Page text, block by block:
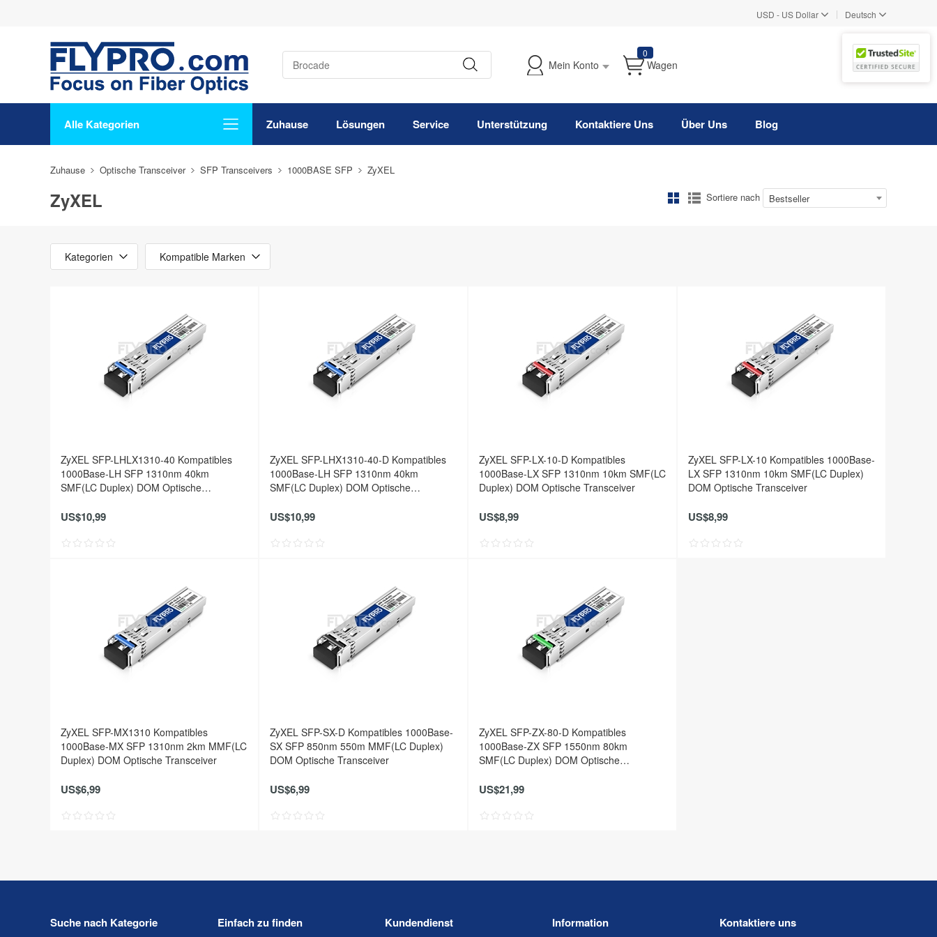
USD - US Dollar | Deutsch
Mein Konto
0
Wagen
Alle Kategorien Zuhause Lösungen Service Unterstützung Kontaktiere Uns Über Uns Blog
Zuhause Optische Transceiver SFP Transceivers 1000BASE SFP ZyXEL
ZyXEL Sortiere nach Bestseller
Kategorien Kompatible Marken
ZyXEL SFP-LHLX1310-40 Kompatibles
1000Base-LH SFP 1310nm 40km
SMF(LC Duplex) DOM Optische
US$10,99
ZyXEL SFP-LHX1310-40-D Kompatibles
1000Base-LH SFP 1310nm 40km
SMF(LC Duplex) DOM Optische
US$10,99
ZyXEL SFP-LX-10-D Kompatibles
1000Base-LX SFP 1310nm 10km SMF(LC
Duplex) DOM Optische Transceiver
US$8,99
ZyXEL SFP-LX-10 Kompatibles 1000Base-
LX SFP 1310nm 10km SMF(LC Duplex)
DOM Optische Transceiver
US$8,99
ZyXEL SFP-MX1310 Kompatibles
1000Base-MX SFP 1310nm 2km MMF(LC
Duplex) DOM Optische Transceiver
US$6,99
ZyXEL SFP-SX-D Kompatibles 1000Base-
SX SFP 850nm 550m MMF(LC Duplex)
DOM Optische Transceiver
US$6,99
ZyXEL SFP-ZX-80-D Kompatibles
1000Base-ZX SFP 1550nm 80km
SMF(LC Duplex) DOM Optische
US$21,99
Suche nach Kategorie Einfach zu finden Kundendienst Information Kontaktiere uns